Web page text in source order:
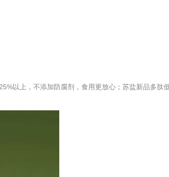
以上，不添加防腐剂，食用更放心；苏盐新品多肽